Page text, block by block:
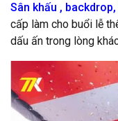
Sân khấu ,
cấp làm cho buổi lễ
dấu ấn trong lòng